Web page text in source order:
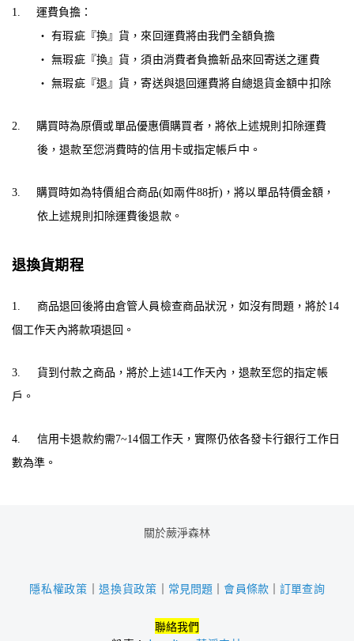
1.
運費負擔：
‧ 有瑕疵『換』貨，來回運費將由我們全額負擔
‧ 無瑕疵『換』貨，須由消費者負擔新品來回寄送之運費
‧ 無瑕疵『退』貨，寄送與退回運費將自總退貨金額中扣除
2.
購買時為原價或單品優惠價購買者，將依上述規則扣除運費
後，退款至您消費時的信用卡或指定帳戶中。
3. 購買時如為特價組合商品(如兩件88折) ，將以單品特價金額，
依上述規則扣除運費後退款。
退換貨期程
1. 商品退回後將由倉管人員檢查商品狀況，如沒有問題，將於14
個工作天內將款項退回。
3. 貨到付款之商品，將於上述14工作天內，退款至您的指定帳
戶。
4. 信用卡退款約需7~14個工作天，實際仍依各發卡行銀行工作日
數為準。
關於蕨淨森林
隱私權政策 ｜退換貨政策 ｜ 常見問題 ｜ 會員條款 ｜訂單查詢
聯絡我們